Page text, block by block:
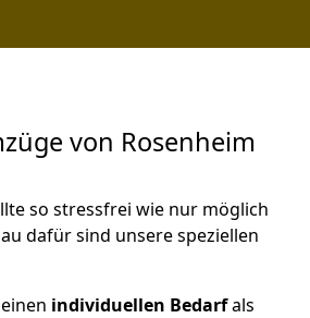
von Rosenheim
so stressfrei wie nur möglich
dafür sind unsere speziellen
individuellen Bedarfals